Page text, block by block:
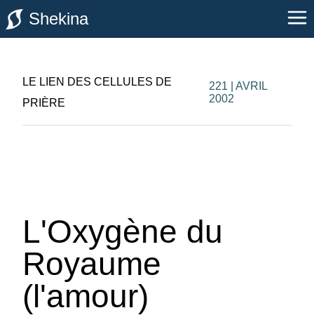
Shekina
LE LIEN DES CELLULES DE
PRIÈRE
221 | AVRIL
2002
L'Oxygène du
Royaume
(l'amour)